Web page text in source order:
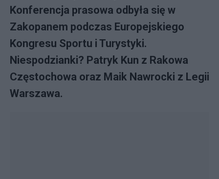
Konferencja prasowa odbyła się w
Zakopanem podczas Europejskiego
Kongresu Sportu i Turystyki.
Niespodzianki? Patryk Kun z Rakowa
Częstochowa oraz Maik Nawrocki z Legii
Warszawa.